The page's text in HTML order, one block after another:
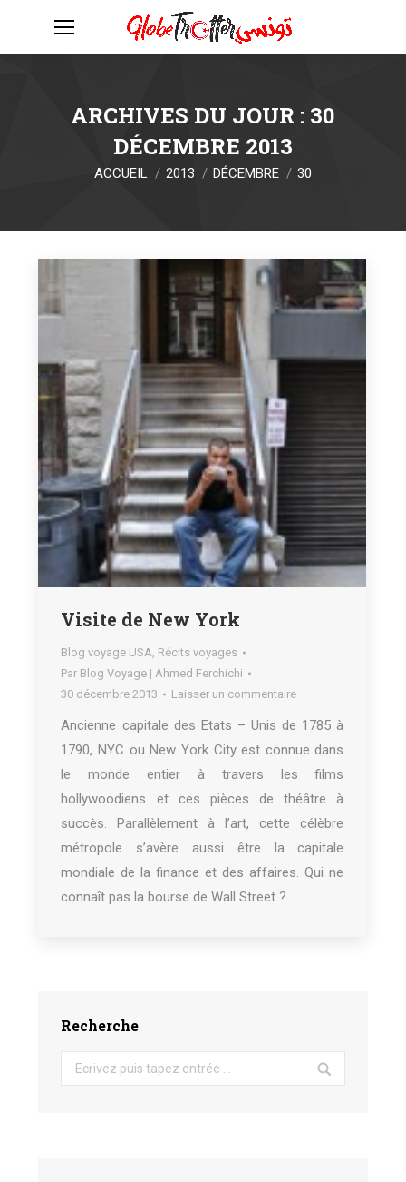
ARCHIVES DU JOUR : 30
DÉCEMBRE 2013
Vous êtes ici :ACCUEIL 2013 DÉCEMBRE 30
Visite de New York
Blog voyage USA, Récits voyages
Par Blog Voyage | Ahmed Ferchichi
30 décembre 2013
Laisser un commentaire
Ancienne capitale des Etats – Unis de 1785 à
1790, NYC ou New York City est connue dans
le monde entier à travers les films
hollywoodiens et ces pièces de théâtre à
succès. Parallèlement à l’art, cette célèbre
métropole s’avère aussi être la capitale
mondiale de la finance et des affaires. Qui ne
connaît pas la bourse de Wall Street ?
Recherche
Search: